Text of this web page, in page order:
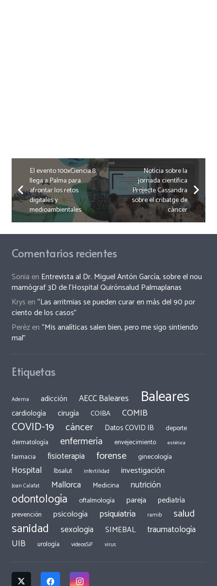
El evento 100xCiencia.8
llega a Palma para
afrontar los retos
digitales y
medioambientales
Notícia sobre la
jornada científica
Projecte Cassandra
sobre el cribatge de
càncer
Comentarios recientes
Sonia en Entrevista al Dr. Miguel Antón García, sobre el nou
mamògraf 3D de l’Hospital Quirónsalud Palmaplanas
Krys en“Las arritmias se pueden curar en más del 90 por
ciento de los casos”
Perézen“Mis analíticas salen bien, pero me sigo sintiendo
mal”
Etiquetas
Adema adicción AECC Baleares Baleares
cardiología cirugía COIBA COMIB
COVID-19 cáncer Datos COVID IB
deporte
dermatología
enfermería envejecimiento estética
farmacia fisioterapia forense ginecología
Hospital Ibsalut infertilidad investigación
Joan Calafat Mallorca Medicina nutrición
odontología oftalmología pareja pediatría
prevención psicología psiquiatría ramib salud
sanidad sexologia SIMEBAL traumatología
UIB urología videosSiF virus